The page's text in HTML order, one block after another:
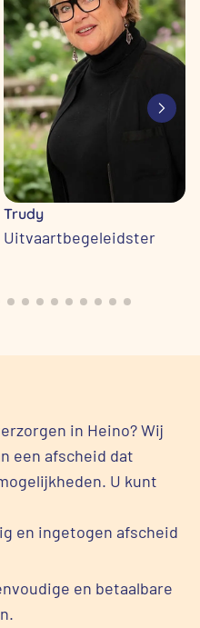
Trudy
Uitvaartbegeleidster
in Heino? Wij
een afscheid dat
U kunt
en ingetogen afscheid
en betaalbare